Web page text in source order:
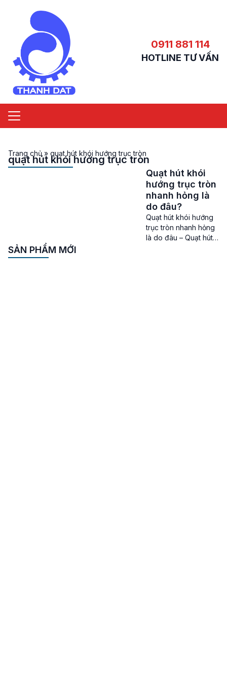
0911 881 114
HOTLINE TƯ VẤN
Trang chủ » quạt hút khói hướng trục tròn
quạt hút khói hướng trục tròn
Quạt hút khói
hướng trục tròn
nhanh hỏng là
do đâu?
Quạt hút khói hướng
trục tròn nhanh hỏng
là do đâu – Quạt hút
SẢN PHẨM MỚI